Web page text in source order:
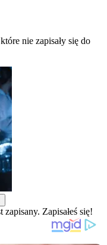
nie zapisały się do
zapisany. Zapisałeś się!